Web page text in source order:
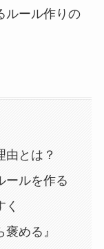
ルール作りの
由とは？
ールを作る
める』